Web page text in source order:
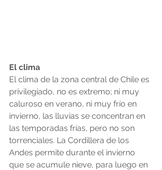
El clima
El clima de la zona central de Chile es
privilegiado, no es extremo; ni muy
caluroso en verano, ni muy frío en
invierno, las lluvias se concentran en
las temporadas frías, pero no son
torrenciales. La Cordillera de los
Andes permite durante el invierno
que se acumule nieve, para luego en